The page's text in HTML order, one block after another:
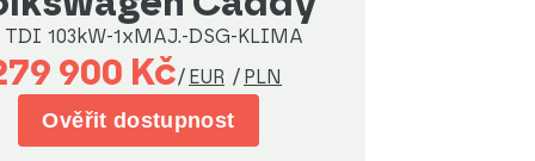
TDI 103kW-1xMAJ.-DSG-KLIMA
900 Kč/ EUR / PLN
Ověřit dostupnost